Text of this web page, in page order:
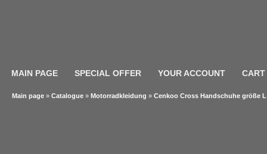
MAIN PAGE SPECIAL OFFER YOUR ACCOUNT CART
Main page » Catalogue » Motorradkleidung » Cenkoo Cross Handschuhe größe